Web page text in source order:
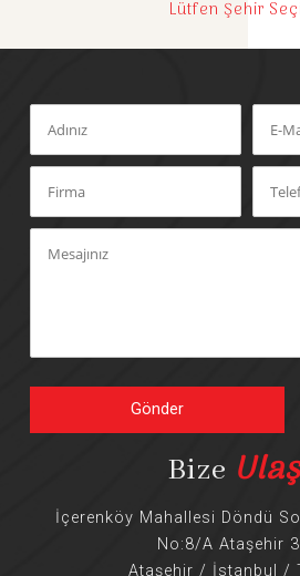
Lütfen Şehir
Gönder
Bize
İçerenköy Mahallesi Döndü
No:8/A Ataşehir
Ataşehir / İstanbul /